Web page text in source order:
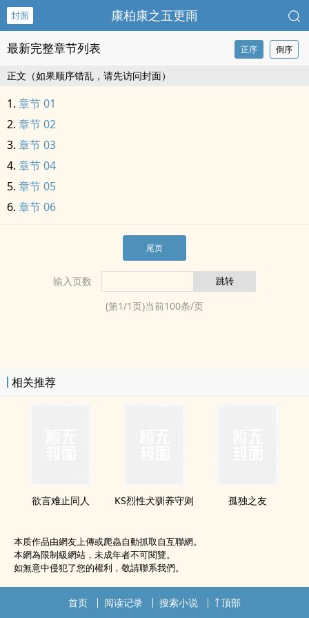
封面 康柏康之五更雨
最新完整章节列表 正序 倒序
正文（如果顺序错乱，请先访问封面）
章节 01
章节 02
章节 03
章节 04
章节 05
章节 06
尾页
输入页数
(第1/1页)当前100条/页
相关推荐
欲言难止‍‌同‍‎‌人‌‌‍ KS烈性犬驯养守则 孤独之友
本质作品由網友上傳或爬蟲自動抓取自互聯網。
本網為限制級網站，未成年者不可閱覽。
如無意中侵犯了您的權利，敬請聯系我們。
首页 阅读记录 搜索小说 顶部